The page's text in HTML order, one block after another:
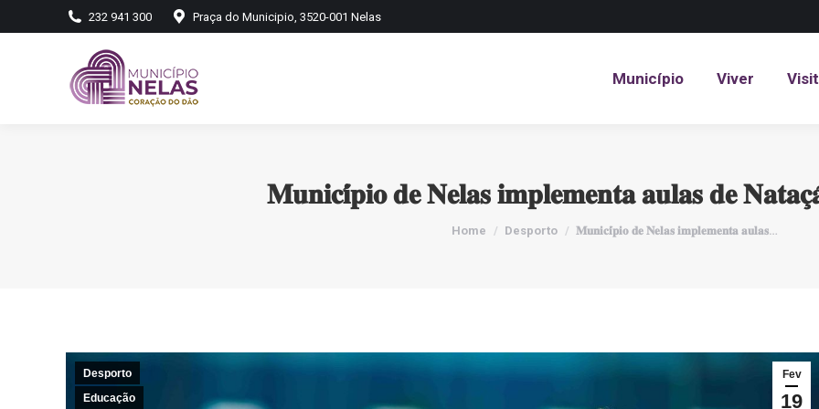
232 941 300 Praça do Municipio, 3520-001 Nelas
Município Viver
𝐌𝐮𝐧𝐢𝐜𝐢́𝐩𝐢𝐨 𝐝𝐞 𝐍𝐞𝐥𝐚𝐬 𝐢𝐦𝐩𝐥𝐞𝐦𝐞𝐧𝐭𝐚 𝐚𝐮𝐥𝐚𝐬 𝐝𝐞
You are here:
Home Desporto 𝐌𝐮𝐧𝐢𝐜𝐢́𝐩𝐢𝐨 𝐝𝐞 𝐍𝐞𝐥𝐚𝐬 𝐢𝐦𝐩𝐥𝐞𝐦𝐞𝐧𝐭𝐚 𝐚𝐮𝐥𝐚𝐬…
Fev
19
Desporto
Educação
Município Viver